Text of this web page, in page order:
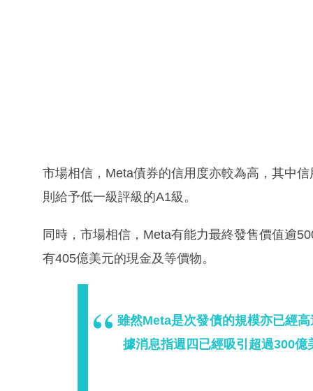
市場相信，Meta債券的信用度亦較為高，其中
則給予低一級評級的A1級。
同時，市場相信，Meta有能力最終發售價值逾
有405億美元的現金及等價物。
雖然Meta是次發債的規模亦已經
據消息指週四已經吸引超過300